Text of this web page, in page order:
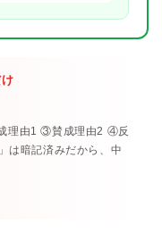
理由1 ③賛成理由2 ④反
暗記済みだから、中